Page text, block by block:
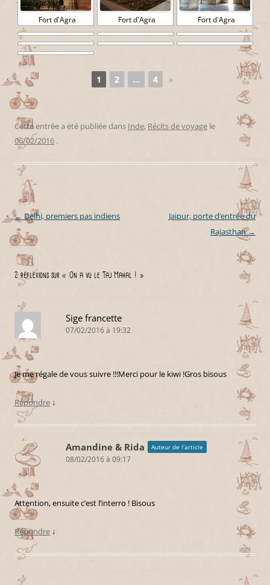
Fort d'Agra Fort d'Agra Fort d'Agra
1 2 ... 4 ►
Cette entrée a été publiée dans Inde, Récits de voyage le
06/02/2016 .
Navigation des articles
← Delhi, premiers pas indiens
Jaipur, porte d’entrée du
Rajasthan→
2 réflexions sur « On a vu le Taj Mahal ! »
Sige francette
07/02/2016 à 19:32
Je me régale de vous suivre !!!Merci pour le kiwi !Gros bisous
Répondre ↓
Amandine & Rida Auteur de l’article
08/02/2016 à 09:17
Attention, ensuite c’est l’interro ! Bisous
Répondre ↓